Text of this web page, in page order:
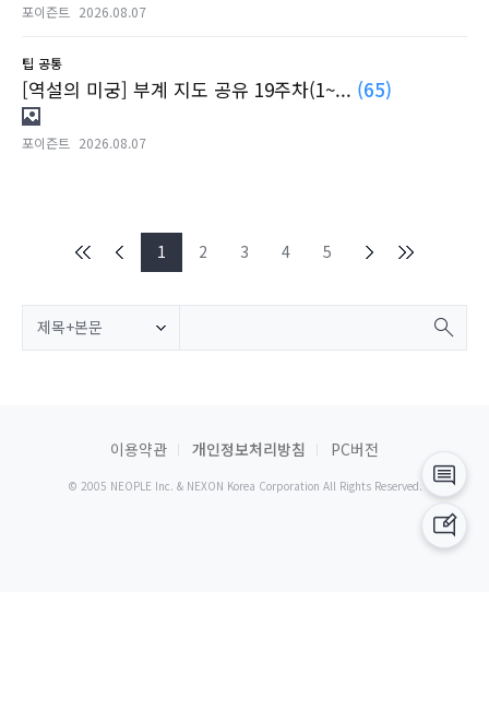
포이즌트 2026.08.07
팁 공통
[역설의 미궁] 부계 지도 공유 19주차(1~... (65)
포이즌트 2026.08.07
1 2 3 4 5
제목+본문
이용약관 개인정보처리방침 PC버전
© 2005 NEOPLE Inc. & NEXON Korea Corporation All Rights Reserved.